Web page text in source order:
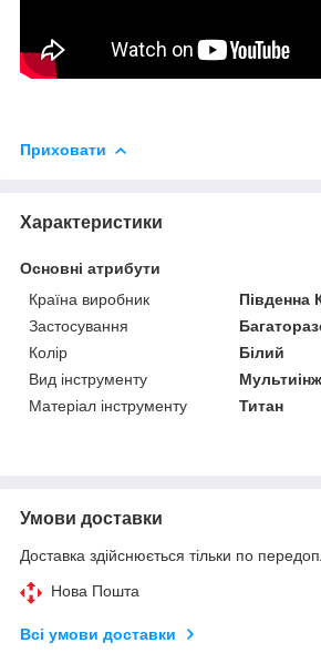
Приховати
Характеристики
Основні атрибути
Країна виробник
Південна
Застосування
Колір
Білий
Вид інструменту
Матеріал інструменту
Титан
Умови доставки
Доставка здійснюється тільки по
Нова Пошта
Всі умови доставки